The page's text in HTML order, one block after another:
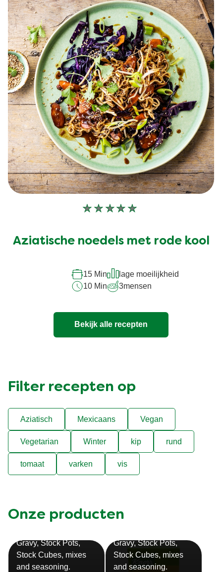
Geen
voor
Aziatische noedels met rode kool
15 Min
lage moeilijkheid
10 Min
3mensen
Bekijk alle recepten
Filter recepten op
Aziatisch Mexicaans Vegan
Vegetarian Winter kip rund
tomaat varken vis
Onze producten
Gravy, Stock Pots,
Stock Cubes, mixes
and seasoning.
Gravy, Stock Pots,
Stock Cubes, mixes
and seasoning.